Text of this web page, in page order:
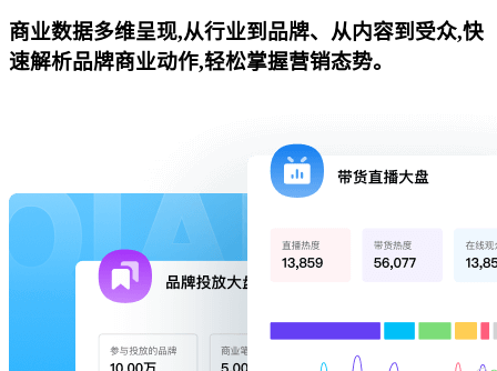
商业数据多维呈现,从行业到品牌、从内容到受众,快
速解析品牌商业动作,轻松掌握营销态势。